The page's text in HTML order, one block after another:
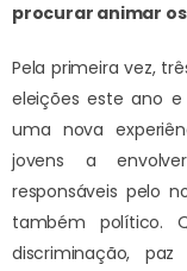
procurar animar
Pela primeira vez,
eleições este ano e
uma nova
jovens a
responsáveis pelo
também político.
discriminação,